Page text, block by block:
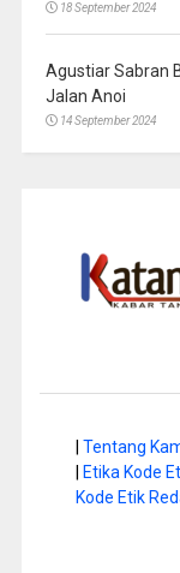
18 September 2024
Agustiar Sabran
Jalan Anoi
14 September 2024
Tentang
Etika Kode
Kode Etik